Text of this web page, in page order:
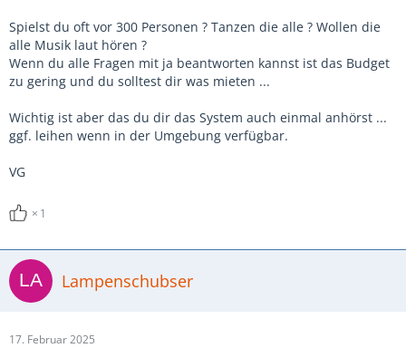
Spielst du oft vor 300 Personen ? Tanzen die alle ? Wollen die
alle Musik laut hören ?
Wenn du alle Fragen mit ja beantworten kannst ist das Budget
zu gering und du solltest dir was mieten ...
Wichtig ist aber das du dir das System auch einmal anhörst ...
ggf. leihen wenn in der Umgebung verfügbar.
VG
1
Lampenschubser
17. Februar 2025